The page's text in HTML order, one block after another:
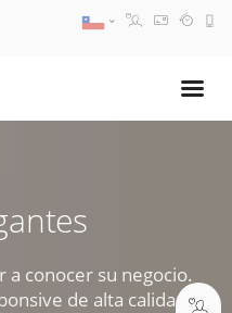
a conocer su negocio.
de alta calidad.
PM